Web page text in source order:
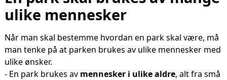
ulike mennesker
Når man skal bestemme hvordan en park skal være, må
man tenke på at parken brukes av ulike mennesker med
ulike ønsker.
- En park brukes av mennesker i ulike aldre, alt fra små